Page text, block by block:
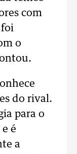
com
foi
o
do rival.
para o
é
a